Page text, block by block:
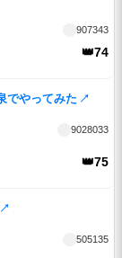
907343
👑74
でやってみた ↗
9028033
👑75
↗
505135